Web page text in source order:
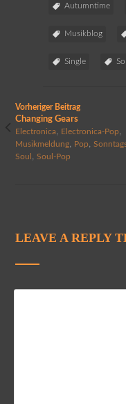
Autumntime
Musikblog
Single
Vorheriger Beitrag
Changing Gears
Electronica Electronica-Pop
Musikmeldung, Pop
Soul Soul-Pop
LEAVE A REPLY